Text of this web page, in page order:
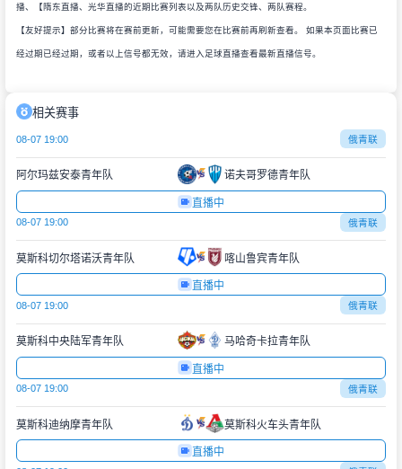
播、【隋东直播、光华直播的近期比赛列表以及两队历史交锋、两队赛程。
【友好提示】部分比赛将在赛前更新，可能需要您在比赛前再刷新查看。 如果本页面比赛已
经过期已经过期，或者以上信号都无效，请进入足球直播查看最新直播信号。
相关赛事
08-07 19:00 俄青联
阿尔玛兹安泰青年队 诺夫哥罗德青年队
直播中
08-07 19:00 俄青联
莫斯科切尔塔诺沃青年队 喀山鲁宾青年队
直播中
08-07 19:00 俄青联
莫斯科中央陆军青年队 马哈奇卡拉青年队
直播中
08-07 19:00 俄青联
莫斯科迪纳摩青年队 莫斯科火车头青年队
直播中